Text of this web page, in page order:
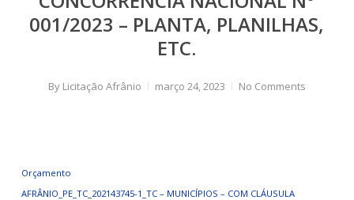
001/2023 – PLANTA, PLANILHAS,
ETC.
By Licitação Afrânio março 24, 2023 No Comments
Orçamento
AFRÂNIO_PE_TC_202143745-1_TC – MUNICÍPIOS – COM CLÁUSULA